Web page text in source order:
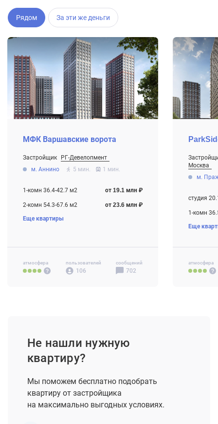
Рядом За эти же деньги
МФК Варшавские ворота
Застройщик
РГ-Девелопмент
Строится
м. Аннино 5 мин. 1 мин.
1-комн 36.4-42.7 м2 от 19.1 млн ₽
2-комн 54.3-67.6 м2 от 23.6 млн ₽
3-комн 74.5-82.1 м2
Еще квартиры
атмосфера пользователей
106
сообщений
702
Москва
Дома
м.
студия
1-комн
2-комн
Еще
атмосфера
Не нашли нужную
квартиру?
Мы поможем бесплатно подобрать
квартиру от застройщика
на максимально выгодных условиях.